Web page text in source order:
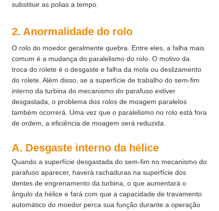
substituir as polias a tempo.
2. Anormalidade do rolo
O rolo do moedor geralmente quebra. Entre eles, a falha mais
comum é a mudança do paralelismo do rolo. O motivo da
troca do rolete é o desgaste e falha da mola ou deslizamento
do rolete. Além disso, se a superfície de trabalho do sem-fim
interno da turbina do mecanismo do parafuso estiver
desgastada, o problema dos rolos de moagem paralelos
também ocorrerá. Uma vez que o paralelismo no rolo está fora
de ordem, a eficiência de moagem será reduzida.
A. Desgaste interno da hélice
Quando a superfície desgastada do sem-fim no mecanismo do
parafuso aparecer, haverá rachaduras na superfície dos
dentes de engrenamento da turbina, o que aumentará o
ângulo da hélice e fará com que a capacidade de travamento
automático do moedor perca sua função durante a operação